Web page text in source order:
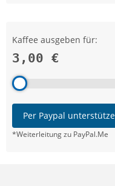
Kaffee ausgeben für:
3,00 €
Per Paypal
*Weiterleitung zu PayPal.Me